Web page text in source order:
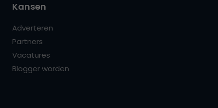
Kansen
Adverteren
Partners
Vacatures
Blogger worden